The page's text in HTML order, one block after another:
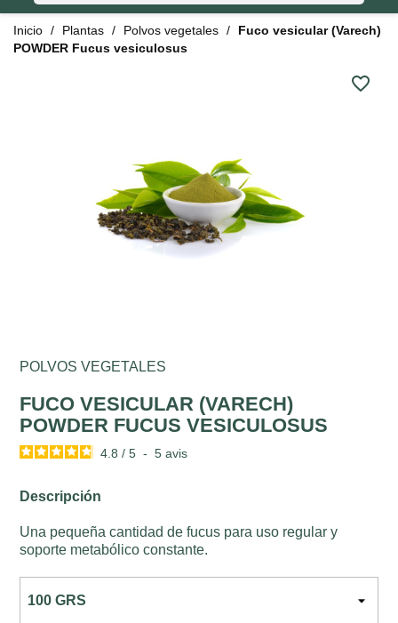
Inicio Plantas Polvos vegetales
Fuco vesicular (Varech)
POWDER Fucus vesiculosus
favorite_border
POLVOS VEGETALES
FUCO VESICULAR (VARECH)
POWDER FUCUS VESICULOSUS
4.8 / 5 - 5avis
Descripción
Una pequeña cantidad de fucus para uso regular y
soporte metabólico constante.